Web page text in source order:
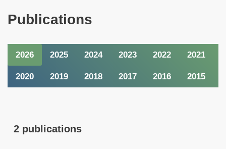
Publications
2026 2025 2024 2023 2022 2021
2020 2019 2018 2017 2016 2015
2 publications